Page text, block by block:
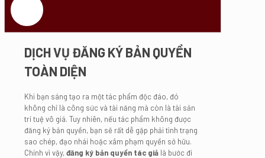
DỊCH VỤ ĐĂNG KÝ BẢN QUYỀN
TOÀN DIỆN
Khi bạn sáng tạo ra một tác phẩm độc đáo, đó
không chỉ là công sức và tài năng mà còn là tài sản
trí tuệ vô giá. Tuy nhiên, nếu tác phẩm không được
đăng ký bản quyền, bạn sẽ rất dễ gặp phải tình trạng
sao chép, đạo nhái hoặc xâm phạm quyền sở hữu.
Chính vì vậy,đăng ký bản quyền tác giả là bước đi